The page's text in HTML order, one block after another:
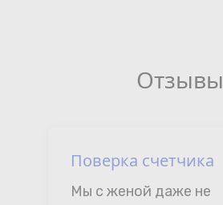
Отзывы
Поверка счетчика
Мы с женой даже не